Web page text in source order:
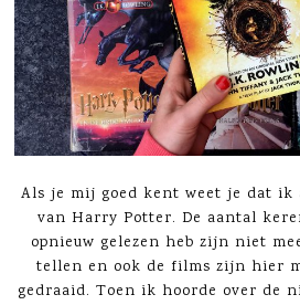
Als je mij goed kent weet je dat
van Harry Potter. De aantal
opnieuw gelezen heb zijn niet
tellen en ook de films zijn hier
gedraaid. Toen ik hoorde over de